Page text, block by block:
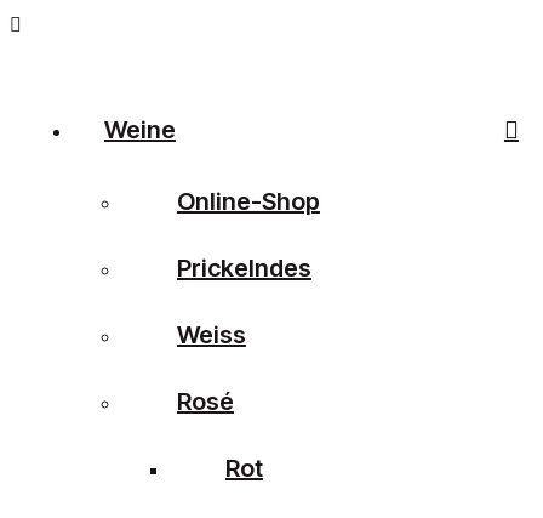
Weine
Online-Shop
Prickelndes
Weiss
Rosé
Rot